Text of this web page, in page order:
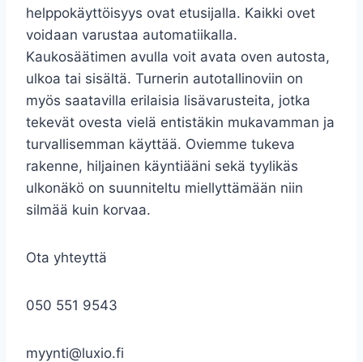
helppokäyttöisyys ovat etusijalla. Kaikki ovet
voidaan varustaa automatiikalla.
Kaukosäätimen avulla voit avata oven autosta,
ulkoa tai sisältä. Turnerin autotallinoviin on
myös saatavilla erilaisia lisävarusteita, jotka
tekevät ovesta vielä entistäkin mukavamman ja
turvallisemman käyttää. Oviemme tukeva
rakenne, hiljainen käyntiääni sekä tyylikäs
ulkonäkö on suunniteltu miellyttämään niin
silmää kuin korvaa.
Ota yhteyttä
050 551 9543
myynti@luxio.fi